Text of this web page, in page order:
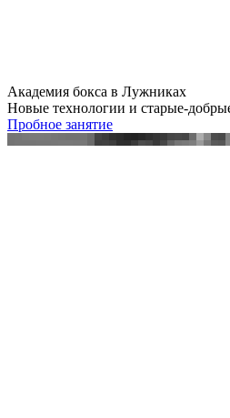
Академия бокса в Лужниках
Новые технологии и старые-
Пробное занятие